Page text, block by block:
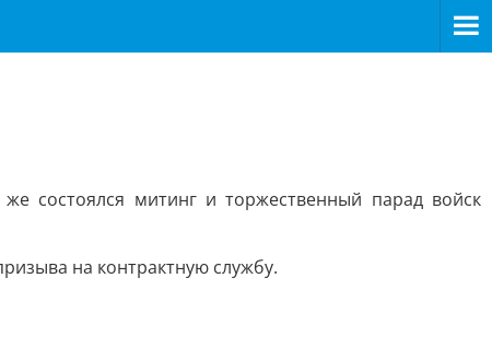
состоялся митинг и торжественный парад войск
на контрактную службу.